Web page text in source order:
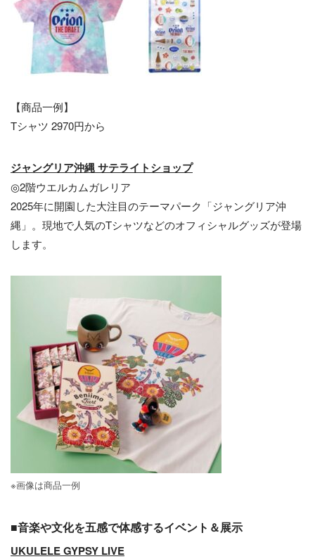
【商品一例】
Tシャツ 2970円から
ジャングリア沖縄 サテライトショップ
◎2階ウエルカムガレリア
2025年に開園した大注目のテーマパーク「ジャングリア沖
縄」。現地で人気のTシャツなどのオフィシャルグッズが登場
します。
※画像は商品一例
■音楽や文化を五感で体感するイベント＆展示
UKULELE GYPSY LIVE